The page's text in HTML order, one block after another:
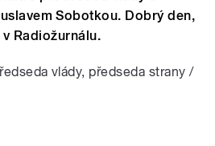
Sobotkou. Dobrý den,
Radiožurnálu.
vlády, předseda strany /